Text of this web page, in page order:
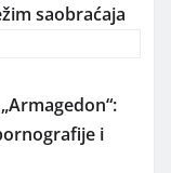
saobraćaja
i